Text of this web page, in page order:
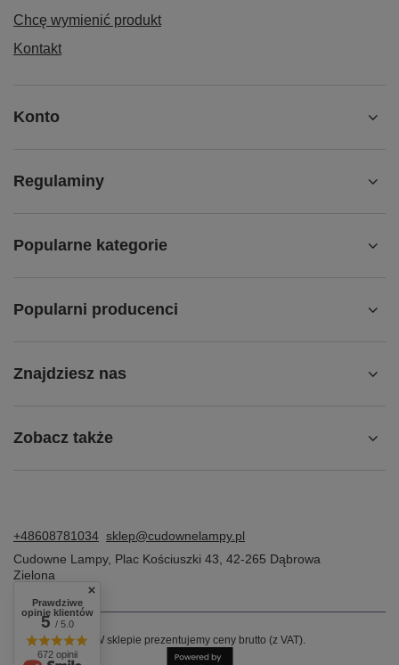
Chcę wymienić produkt
Kontakt
Konto
Regulaminy
Popularne kategorie
Popularni producenci
Znajdziesz nas
Zobacz także
+48608781034 sklep@cudownelampy.pl
Cudowne Lampy, Plac Kościuszki 43 42-265 Dąbrowa
Zielona
W sklepie prezentujemy ceny brutto (z VAT).
Prawdziwe
opinie klientów
5/ 5.0
672 opinii